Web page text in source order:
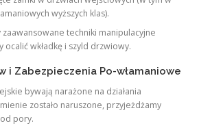
wyższych klas).
zaawansowane techniki manipulacyjne
ocalić wkładkę i szyld drzwiowy.
i Zabezpieczenia Po-włamaniowe
bywają narażone na działania
zostało naruszone, przyjeżdżamy
pory.